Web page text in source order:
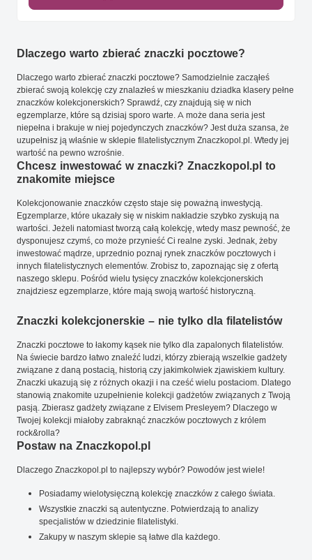
Dlaczego warto zbierać znaczki pocztowe?
Dlaczego warto zbierać znaczki pocztowe? Samodzielnie zacząłeś
zbierać swoją kolekcję czy znalazłeś w mieszkaniu dziadka klasery pełne
znaczków kolekcjonerskich? Sprawdź, czy znajdują się w nich
egzemplarze, które są dzisiaj sporo warte. A może dana seria jest
niepełna i brakuje w niej pojedynczych znaczków? Jest duża szansa, że
uzupełnisz ją właśnie w sklepie filatelistycznym Znaczkopol.pl. Wtedy jej
wartość na pewno wzrośnie.
Chcesz inwestować w znaczki? Znaczkopol.pl to
znakomite miejsce
Kolekcjonowanie znaczków często staje się poważną inwestycją.
Egzemplarze, które ukazały się w niskim nakładzie szybko zyskują na
wartości. Jeżeli natomiast tworzą całą kolekcję, wtedy masz pewność, że
dysponujesz czymś, co może przynieść Ci realne zyski. Jednak, żeby
inwestować mądrze, uprzednio poznaj rynek znaczków pocztowych i
innych filatelistycznych elementów. Zrobisz to, zapoznając się z ofertą
naszego sklepu. Pośród wielu tysięcy znaczków kolekcjonerskich
znajdziesz egzemplarze, które mają swoją wartość historyczną.
Znaczki kolekcjonerskie – nie tylko dla filatelistów
Znaczki pocztowe to łakomy kąsek nie tylko dla zapalonych filatelistów.
Na świecie bardzo łatwo znaleźć ludzi, którzy zbierają wszelkie gadżety
związane z daną postacią, historią czy jakimkolwiek zjawiskiem kultury.
Znaczki ukazują się z różnych okazji i na cześć wielu postaciom. Dlatego
stanowią znakomite uzupełnienie kolekcji gadżetów związanych z Twoją
pasją. Zbierasz gadżety związane z Elvisem Presleyem? Dlaczego w
Twojej kolekcji miałoby zabraknąć znaczków pocztowych z królem
rock&rolla?
Postaw na Znaczkopol.pl
Dlaczego Znaczkopol.pl to najlepszy wybór? Powodów jest wiele!
Posiadamy wielotysięczną kolekcję znaczków z całego świata.
Wszystkie znaczki są autentyczne. Potwierdzają to analizy
specjalistów w dziedzinie filatelistyki.
Zakupy w naszym sklepie są łatwe dla każdego.